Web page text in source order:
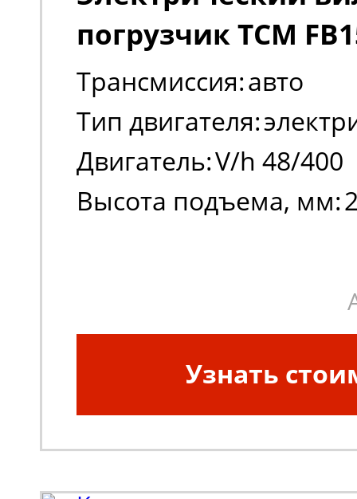
погрузчик TCM
Трансмиссия:авто
Тип двигателя:
Двигатель:V/h 48/400
Высота подъема, мм:
Узнать